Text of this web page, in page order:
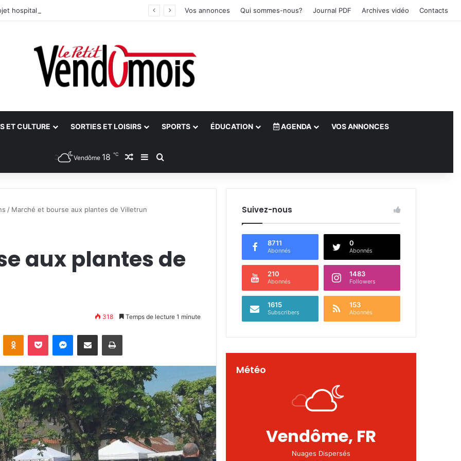
hospitalier du site unique Vos annonces Qui sommes-nous? Journal PDF Archives vidéo Contacts
ET CULTURE SORTIES ET LOISIRS SPORTS ÉDUCATION AGENDA VOS ANNONCES
Vendôme 18 ℃ Article Aléatoire
Sidebar (barre latérale)
Rechercher
/ Marché et bourse aux plantes de Villetrun
aux plantes de
318 Temps de lecture 1 minute
Suivez-nous
8711
Abonnés
0
Abonnés
210
Abonnés
1483
Followers
1615
Subscribers
153
Abonnés
Météo
Vendôme, FR
Nuages Dispersés